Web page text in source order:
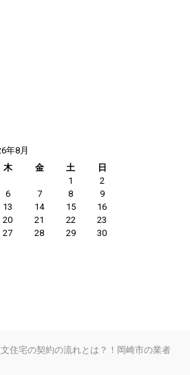
年8月
木 金 土
日
1
2
6 7 8
9
13 14 15
16
20 21 22
23
27 28 29
30
宅の契約の流れとは？！岡崎市の業者